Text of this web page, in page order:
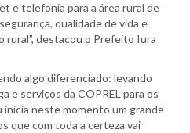
e telefonia para a área rural de
qualidade de vida e
rural”, destacou o Prefeito Iura
algo diferenciado: levando
e serviços da COPREL para os
inicia neste momento um grande
que com toda a certeza vai